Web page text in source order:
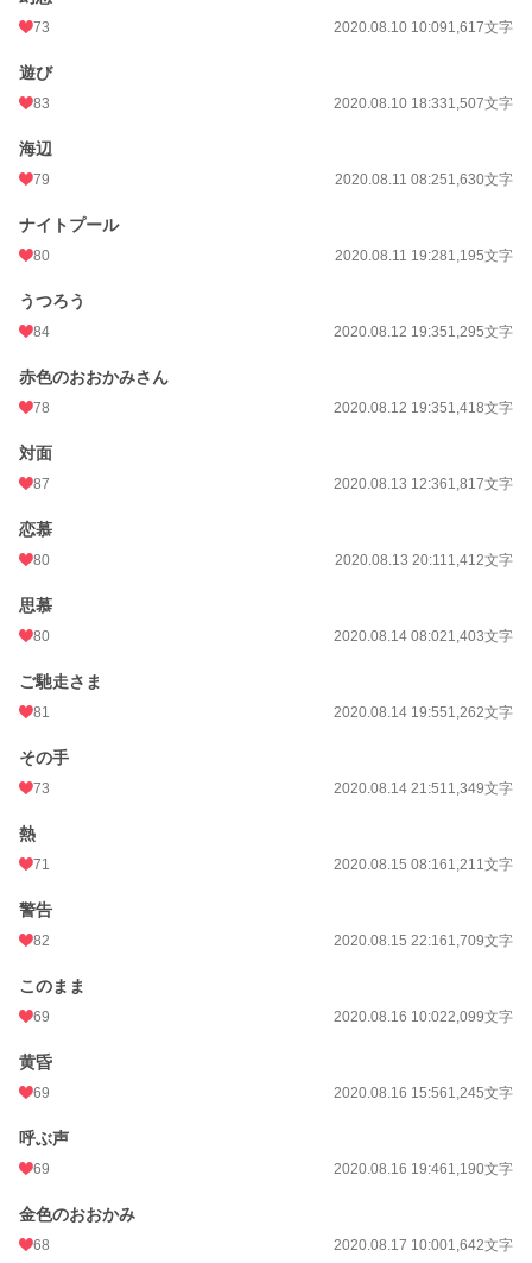
73 2020.08.10 10:091,617文字
遊び
83 2020.08.10 18:331,507文字
海辺
79 2020.08.11 08:251,630文字
ナイトプール
80 2020.08.11 19:281,195文字
うつろう
84 2020.08.12 19:351,295文字
赤色のおおかみさん
78 2020.08.12 19:351,418文字
対面
87 2020.08.13 12:361,817文字
恋慕
80 2020.08.13 20:111,412文字
思慕
80 2020.08.14 08:021,403文字
ご馳走さま
81 2020.08.14 19:551,262文字
その手
73 2020.08.14 21:511,349文字
熱
71 2020.08.15 08:161,211文字
警告
82 2020.08.15 22:161,709文字
このまま
69 2020.08.16 10:022,099文字
黄昏
69 2020.08.16 15:561,245文字
呼ぶ声
69 2020.08.16 19:461,190文字
金色のおおかみ
68 2020.08.17 10:001,642文字